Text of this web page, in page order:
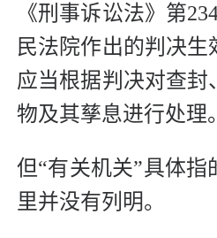
《刑事诉讼法》第
民法院作出的判决
应当根据判决对查封
物及其孳息进行处理。
但“有关机关”具体指
里并没有列明。